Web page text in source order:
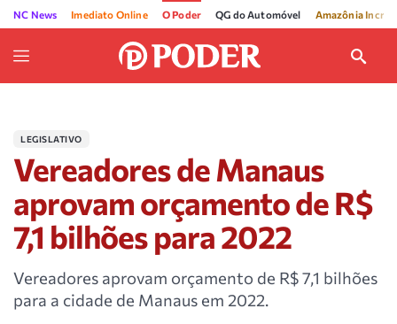
NC News Imediato Online O Poder QG do Automóvel Amazônia
LEGISLATIVO
Vereadores de Manaus
aprovam orçamento de R$
7,1 bilhões para 2022
Vereadores aprovam orçamento de R$ 7,1 bilhões
para a cidade de Manaus em 2022.